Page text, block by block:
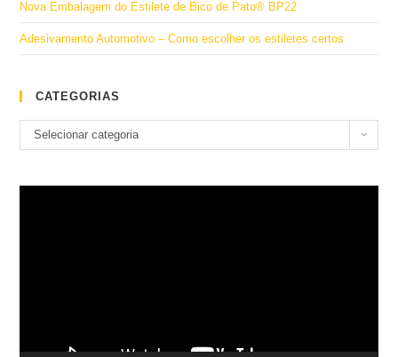
Nova Embalagem do Estilete de Bico de Pato® BP22
Adesivamento Automotivo – Como escolher os estiletes certos
CATEGORIAS
Categorias
Selecionar categoria